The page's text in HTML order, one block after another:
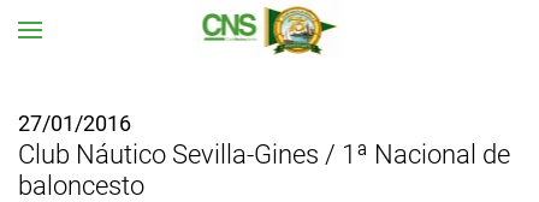
27/01/2016
Club Náutico Sevilla-Gines / 1ª Nacional de
baloncesto